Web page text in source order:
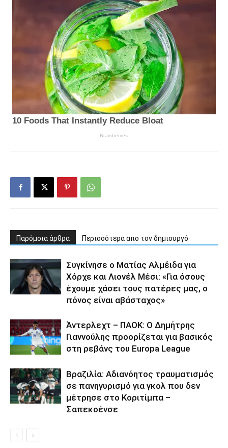
Παρόμοια άρθρα Περισσότερα απο τον δημιουργό
Συγκίνησε ο Ματίας Αλμέιδα για
Χόρχε και Λιονέλ Μέσι: «Για όσους
έχουμε χάσει τους πατέρες μας, ο
πόνος είναι αβάσταχος»
Άντερλεχτ – ΠΑΟΚ: Ο Δημήτρης
Γιαννούλης προορίζεται για βασικός
στη ρεβάνς του Europa League
Βραζιλία: Αδιανόητος τραυματισμός
σε πανηγυρισμό για γκολ που δεν
μέτρησε στο Κοριτίμπα –
Σαπεκοένσε